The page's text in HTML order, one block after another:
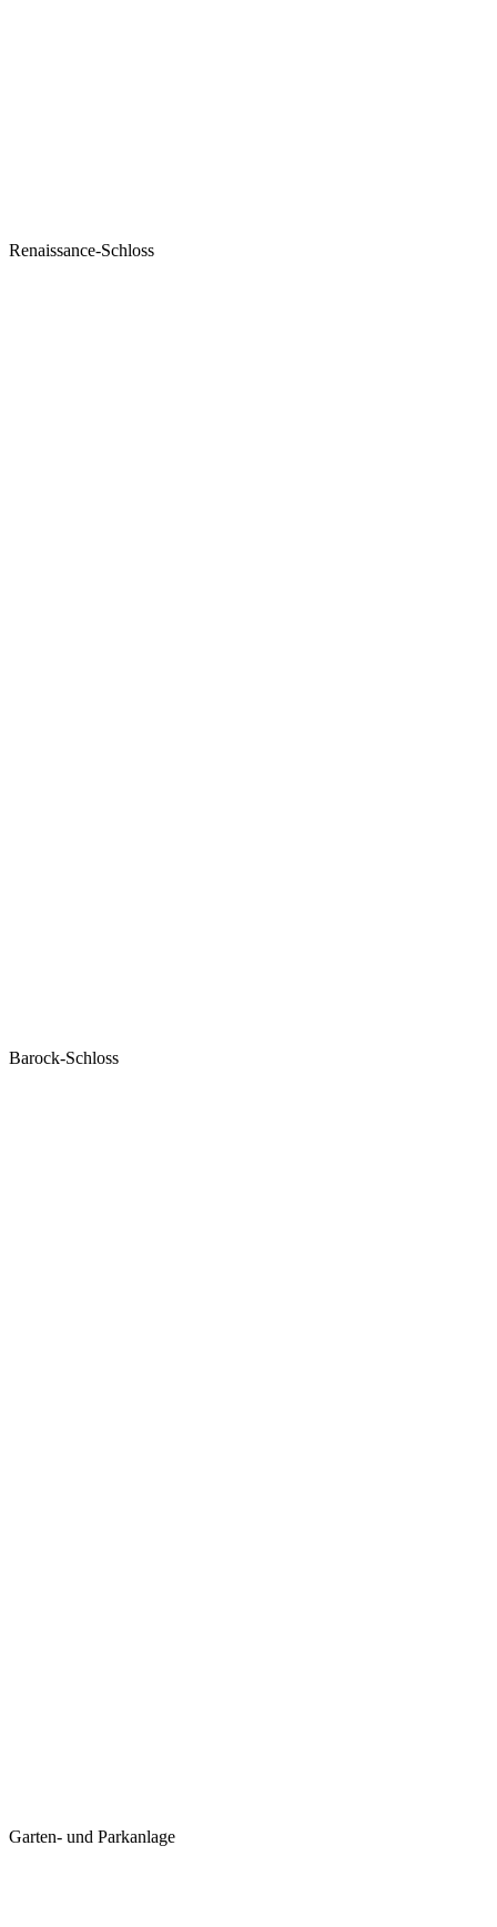
Renaissance-Schloss
Barock-Schloss
Garten- und Parkanlage